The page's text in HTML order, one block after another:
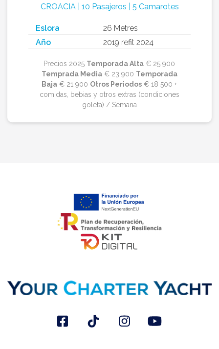
CROACIA | 10 Pasajeros | 5 Camarotes
Eslora
26 Metres
Año
2019 refit 2024
Precios 2025 Temporada Alta € 25 900
Temprada Media€ 23 900 Temporada
Baja € 21 900 Otros Periodos € 18 500 +
comidas, bebias y otros extras (condiciones
goleta) / Semana